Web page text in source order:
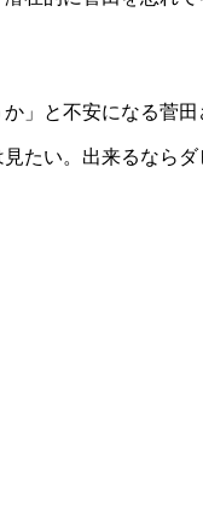
」と不安になる菅田
たい。出来るなら